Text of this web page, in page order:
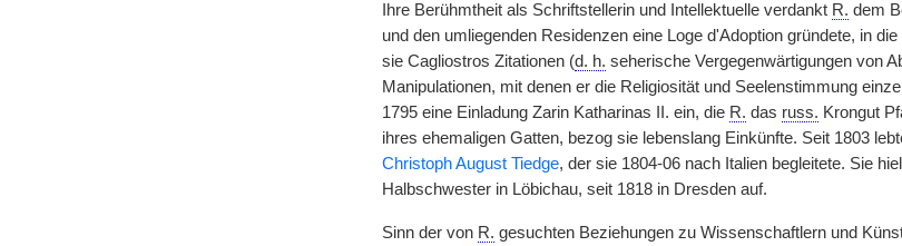
Ihre Berühmtheit als Schriftstellerin und Intellektuelle verdankt R. dem
und den umliegenden Residenzen eine Loge d'Adoption gründete, in
sie Cagliostros Zitationen (d. h. seherische Vergegenwärtigungen von
Manipulationen, mit denen er die Religiosität und Seelenstimmung
1795 eine Einladung Zarin Katharinas II. ein, die R. das russ. Krongut
ihres ehemaligen Gatten, bezog sie lebenslang Einkünfte. Seit 1803
Christoph August Tiedge, der sie 1804-06 nach Italien begleitete. Sie
Halbschwester in Löbichau, seit 1818 in Dresden auf.
Sinn der von R. gesuchten Beziehungen zu Wissenschaftlern und